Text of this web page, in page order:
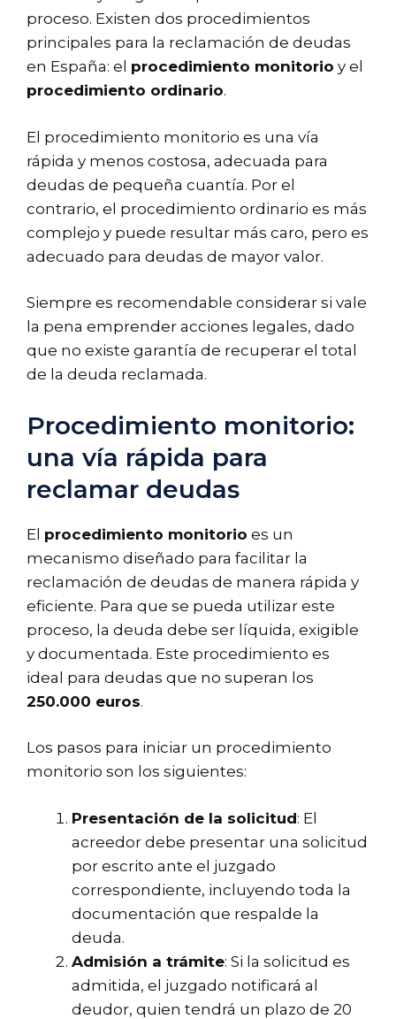
proceso. Existen dos procedimientos
principales para la reclamación de deudas
en España: el procedimiento monitorio y el
procedimiento ordinario.
El procedimiento monitorio es una vía
rápida y menos costosa, adecuada para
deudas de pequeña cuantía. Por el
contrario, el procedimiento ordinario es más
complejo y puede resultar más caro, pero es
adecuado para deudas de mayor valor.
Siempre es recomendable considerar si vale
la pena emprender acciones legales, dado
que no existe garantía de recuperar el total
de la deuda reclamada.
Procedimiento monitorio:
una vía rápida para
reclamar deudas
El procedimiento monitorio es un
mecanismo diseñado para facilitar la
reclamación de deudas de manera rápida y
eficiente. Para que se pueda utilizar este
proceso, la deuda debe ser líquida, exigible
y documentada. Este procedimiento es
ideal para deudas que no superan los
250.000 euros.
Los pasos para iniciar un procedimiento
monitorio son los siguientes:
Presentación de la solicitud: El
acreedor debe presentar una solicitud
por escrito ante el juzgado
correspondiente, incluyendo toda la
documentación que respalde la
deuda.
Admisión a trámite: Si la solicitud es
admitida, el juzgado notificará al
deudor, quien tendrá un plazo de 20